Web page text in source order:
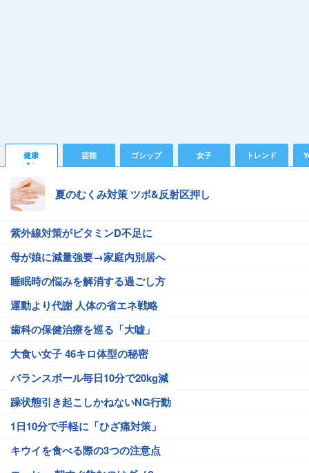
健康 芸能 ゴシップ 女子 トレンド
夏のむくみ対策 ツボ&反射区押し
紫外線対策がビタミンD不足に
母が娘に減量強要→家庭内別居へ
睡眠時の悩みを解消する過ごし方
運動より代謝 人体の省エネ戦略
歯科の保健治療を巡る「大嘘」
大食い女子 46キロ体型の秘密
バランスボール毎日10分で20kg減
躁状態引き起こしかねないNG行動
1日10分で手軽に「ひざ痛対策」
キウイを食べる際の3つの注意点